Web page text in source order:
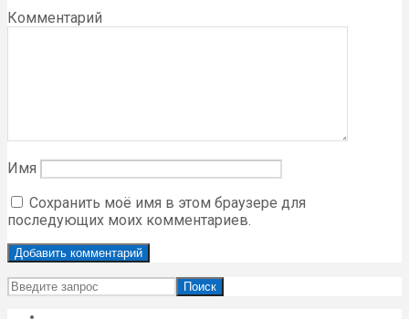
Комментарий
Имя
Сохранить моё имя в этом браузере для
последующих моих комментариев.
Поиск